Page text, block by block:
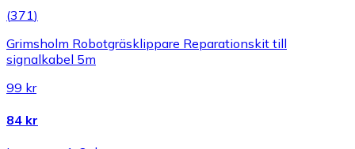
(371)
Grimsholm Robotgräsklippare Reparationskit till
signalkabel 5m
99 kr
84 kr